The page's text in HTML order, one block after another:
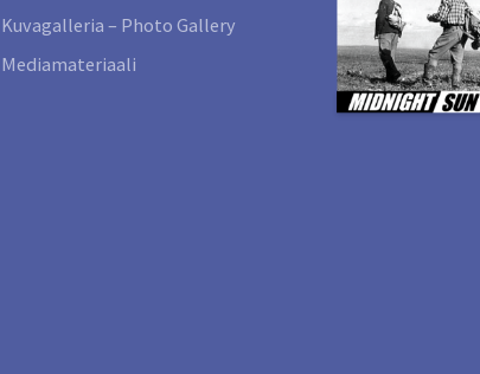
Kuvagalleria – Photo Gallery
Mediamateriaali